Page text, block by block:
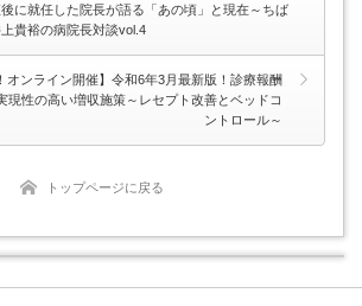
に就任した院長が語る「あの頃」と現在～ちば
貴裕の病院長対談vol.4
オンライン開催】令和6年3月最新版！診療報酬
現性の高い増収施策～レセプト改善とベッドコ
ントロール～
トップページに戻る